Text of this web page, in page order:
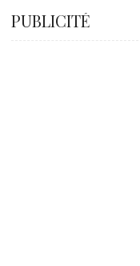
PUBLICITÉ